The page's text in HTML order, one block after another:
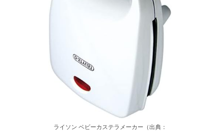
ライソン ベビーカステラメーカー（出典：